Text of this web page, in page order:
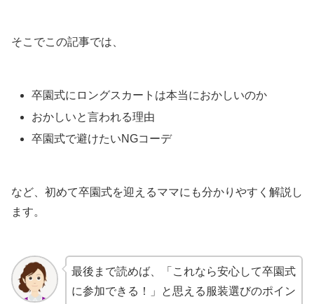
そこでこの記事では、
卒園式にロングスカートは本当におかしいのか
おかしいと言われる理由
卒園式で避けたいNGコーデ
など、初めて卒園式を迎えるママにも分かりやすく解説し
ます。
最後まで読めば、「これなら安心して卒園式
に参加できる！」と思える服装選びのポイン